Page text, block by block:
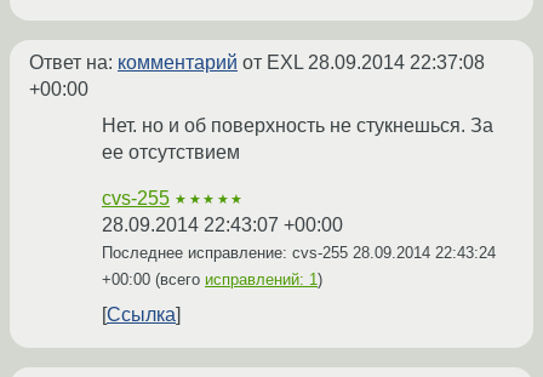
Ответ на: комментарий от EXL28.09.2014 22:37:08
+00:00
Нет. но и об поверхность не стукнешься. За
ее отсутствием
cvs-255 ★★★★★
28.09.2014 22:43:07 +00:00
Последнее исправление: cvs-255 28.09.2014 22:43:24
+00:00 (всего исправлений: 1)
Ссылка